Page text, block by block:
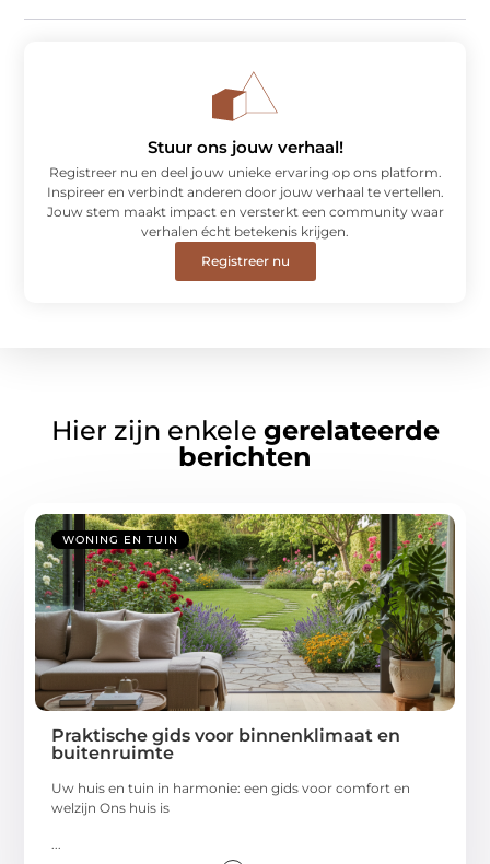
Stuur ons jouw verhaal!
Registreer nu en deel jouw unieke ervaring op ons platform.
Inspireer en verbindt anderen door jouw verhaal te vertellen.
Jouw stem maakt impact en versterkt een community waar
verhalen écht betekenis krijgen.
Registreer nu
Hier zijn enkele gerelateerde
berichten
WONING EN TUIN
Praktische gids voor binnenklimaat en
buitenruimte
Uw huis en tuin in harmonie: een gids voor comfort en
welzijn Ons huis is